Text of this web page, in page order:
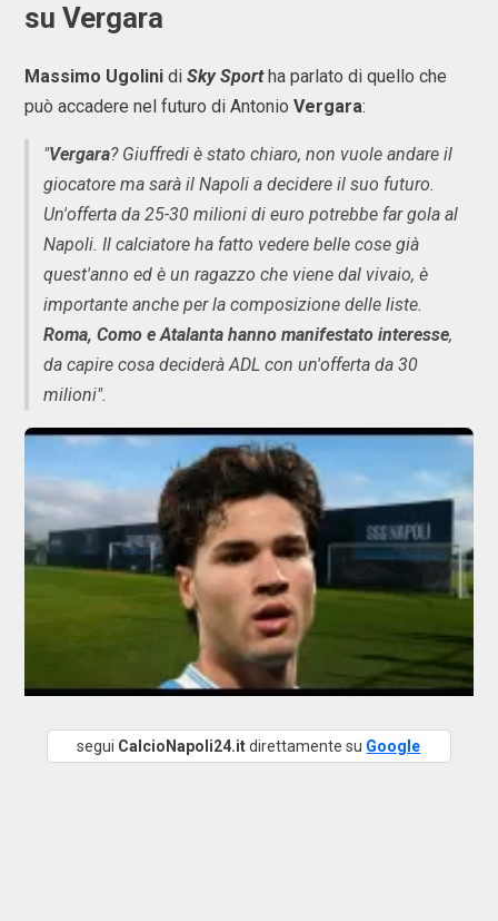
su Vergara
Massimo Ugolini di Sky Sportha parlato di quello che
può accadere nel futuro di Antonio Vergara:
"Vergara? Giuffredi è stato chiaro, non vuole andare il
giocatore ma sarà il Napoli a decidere il suo futuro.
Un'offerta da 25-30 milioni di euro potrebbe far gola al
Napoli. Il calciatore ha fatto vedere belle cose già
quest'anno ed è un ragazzo che viene dal vivaio, è
importante anche per la composizione delle liste.
Roma, Como e Atalanta hanno manifestato interesse,
da capire cosa deciderà ADL con un'offerta da 30
milioni".
segui CalcioNapoli24.itdirettamente su Google